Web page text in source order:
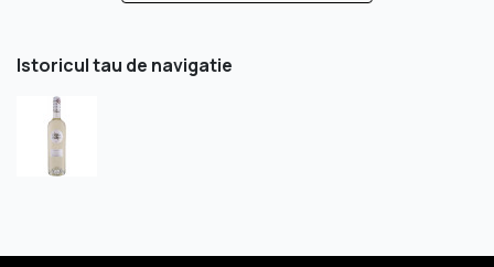
Istoricul tau de navigatie